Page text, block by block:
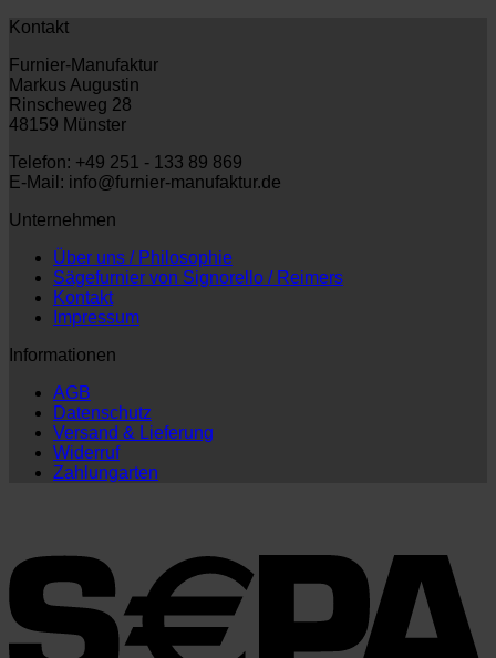
Kontakt
Furnier-Manufaktur
Markus Augustin
Rinscheweg 28
48159 Münster
Telefon: +49 251 - 133 89 869
E-Mail: info@furnier-manufaktur.de
Unternehmen
Über uns / Philosophie
Sägefurnier von Signorello / Reimers
Kontakt
Impressum
Informationen
AGB
Datenschutz
Versand & Lieferung
Widerruf
Zahlungarten